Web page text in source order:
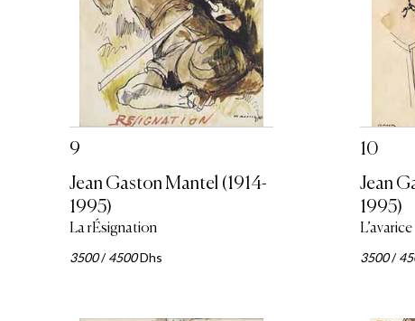
9
Jean Gaston Mantel (1914-
1995)
La rÉsignation
3500/4500Dhs
10
Jean
1995)
L’avarice
3500/